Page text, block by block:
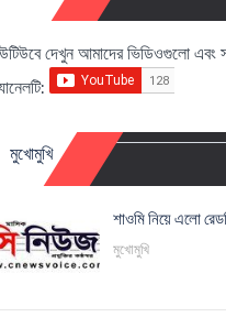
দেখুন আমাদের ভিডিওগুলো এবং
মুখোমুখি
শাওমি নিয়ে এলো
মুখোমুখি